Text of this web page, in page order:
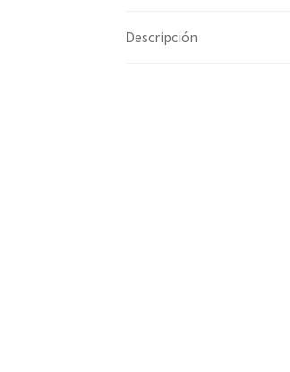
Descripción